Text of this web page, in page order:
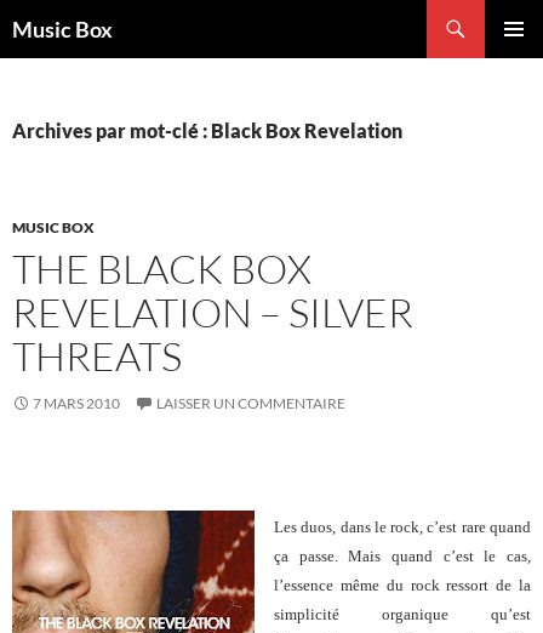
auMusic Box
Archives par mot-clé : Black Box Revelation
MUSIC BOX
THE BLACK BOX
REVELATION – SILVER
THREATS
7 MARS 2010 LAISSER UN COMMENTAIRE
Les duos, dans le rock, c’est rare quand
ça passe. Mais quand c’est le cas,
l’essence même du rock ressort de la
simplicité organique qu’est